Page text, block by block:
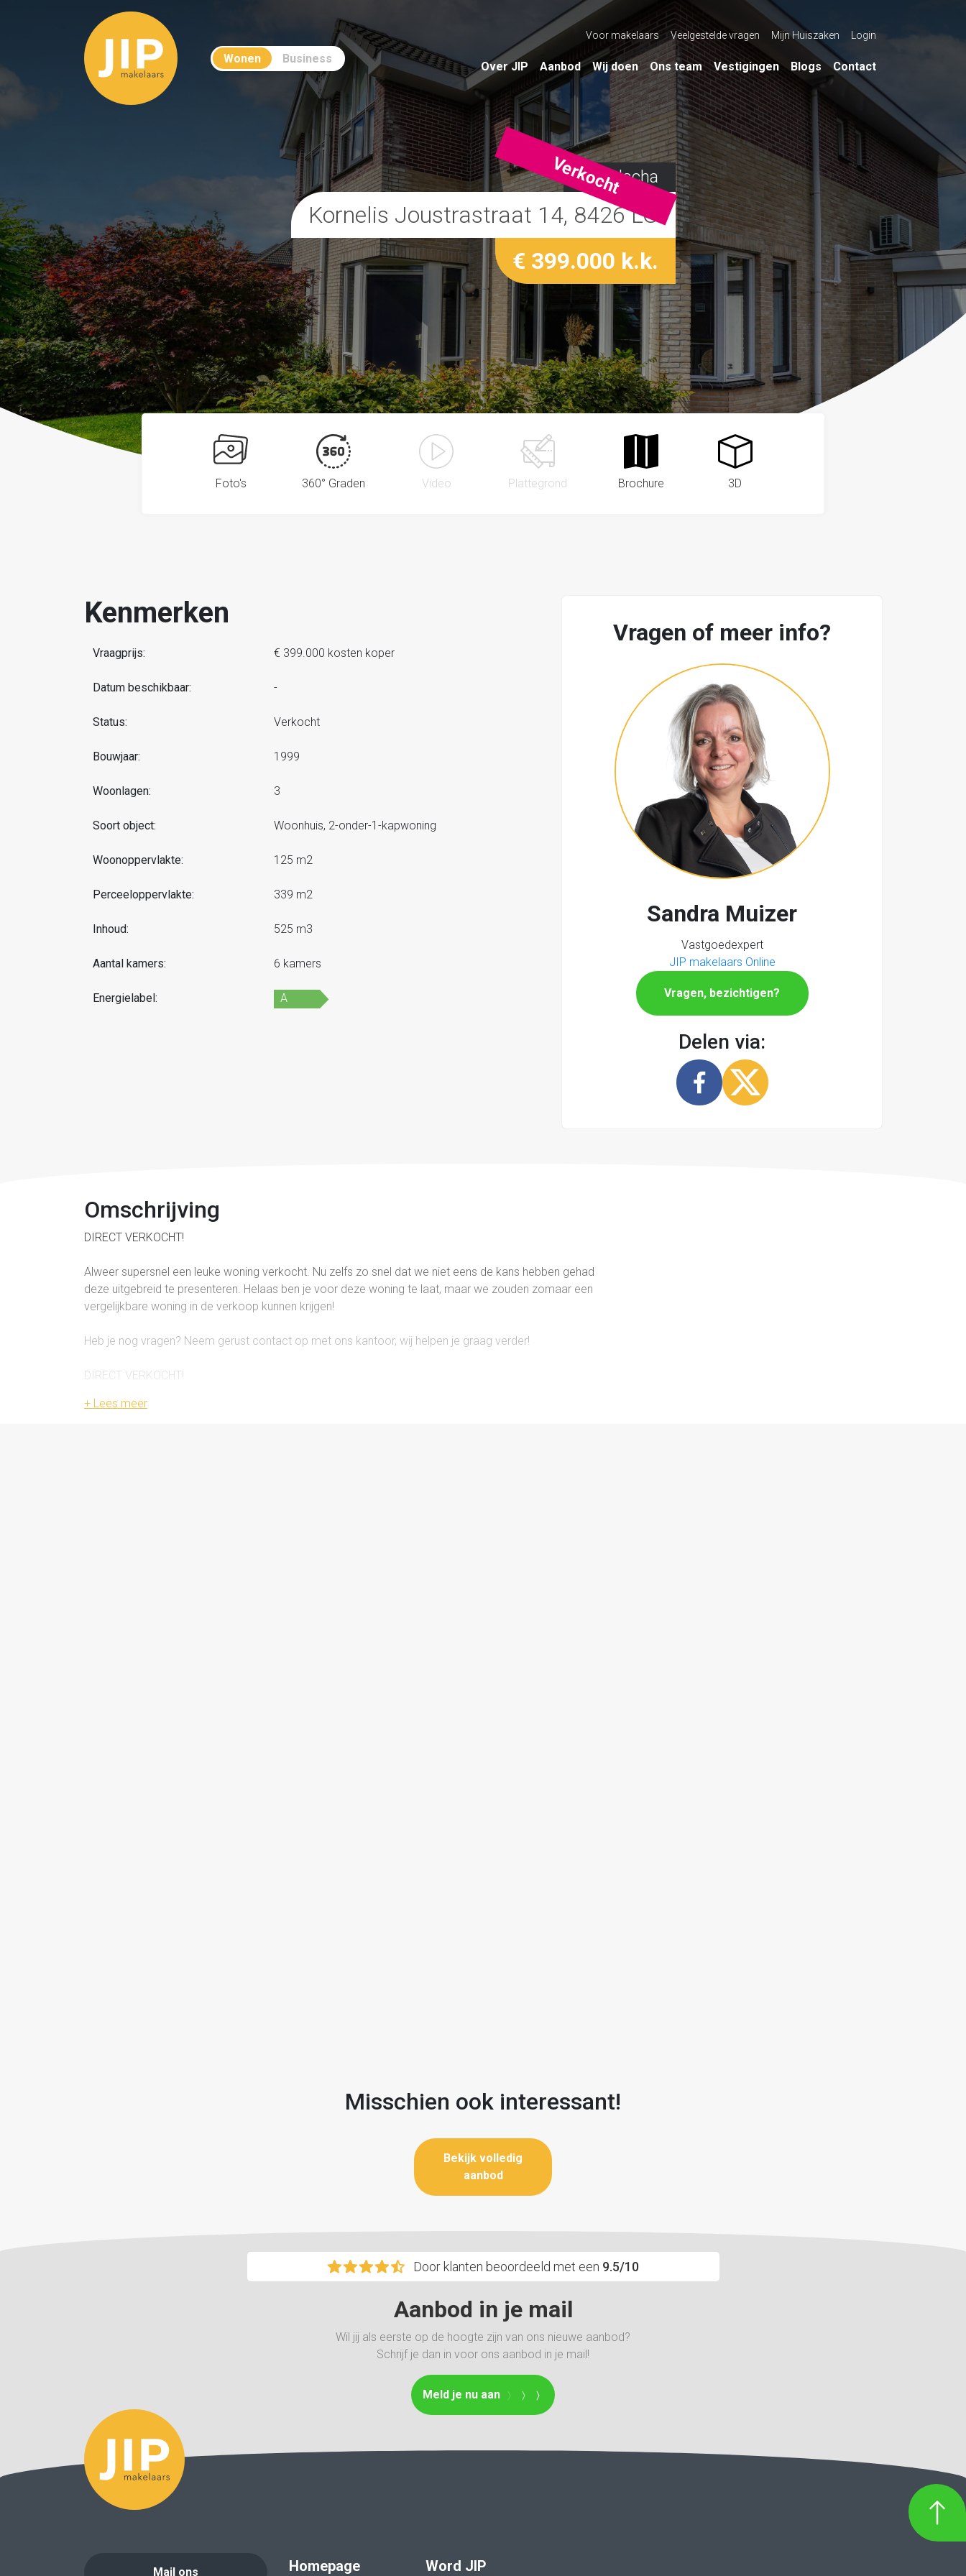
Wonen Business
Voor makelaars Veelgestelde vragen Mijn Huiszaken Login
Over JIP Aanbod Wij doen Ons team Vestigingen Blogs Contact
Appelscha
Verkocht
Kornelis Joustrastraat 14, 8426 LG
€ 399.000 k.k.
Foto's 360° Graden Video Plattegrond Brochure 3D
Kenmerken
Vraagprijs: € 399.000 kosten koper
Datum beschikbaar: -
Status: Verkocht
Bouwjaar: 1999
Woonlagen: 3
Soort object: Woonhuis, 2-onder-1-kapwoning
Woonoppervlakte: 125 m2
Perceeloppervlakte: 339 m2
Inhoud: 525 m3
Aantal kamers: 6 kamers
Energielabel: A
Vragen of meer info?
Sandra Muizer
Vastgoedexpert
JIP makelaars Online
Vragen, bezichtigen?
Delen via:
Omschrijving
DIRECT VERKOCHT!
Alweer supersnel een leuke woning verkocht. Nu zelfs zo snel dat we niet eens de kans hebben gehad
deze uitgebreid te presenteren. Helaas ben je voor deze woning te laat, maar we zouden zomaar een
vergelijkbare woning in de verkoop kunnen krijgen!
Heb je nog vragen? Neem gerust contact op met ons kantoor, wij helpen je graag verder!
DIRECT VERKOCHT!
Misschien ook interessant!
Bekijk volledig
aanbod
Door klanten beoordeeld met een 9.5/10
Aanbod in je mail
Wil jij als eerste op de hoogte zijn van ons nieuwe aanbod?
Schrijf je dan in voor ons aanbod in je mail!
Meld je nu aan
Mail ons Homepage Word JIP